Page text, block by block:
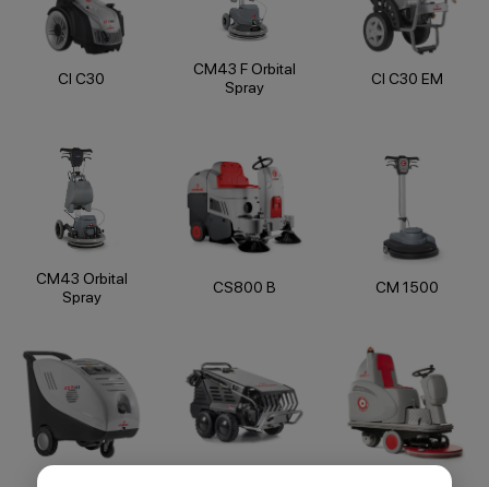
CI C30
CM43 F Orbital
Spray
CI C30 EM
CM43 Orbital
Spray
CS800 B CM 1500